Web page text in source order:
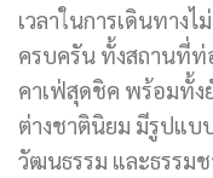
เวลาในการเดินทาง
ครบครัน ทั้งสถานที่ท่
คาเฟ่สุดชิค พร้อมทั้ง
ต่างชาตินิยม มีรูปแบ
วัฒนธรรม และธรรม